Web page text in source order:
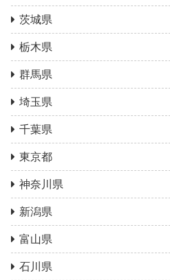
茨城県
栃木県
群馬県
埼玉県
千葉県
東京都
神奈川県
新潟県
富山県
石川県